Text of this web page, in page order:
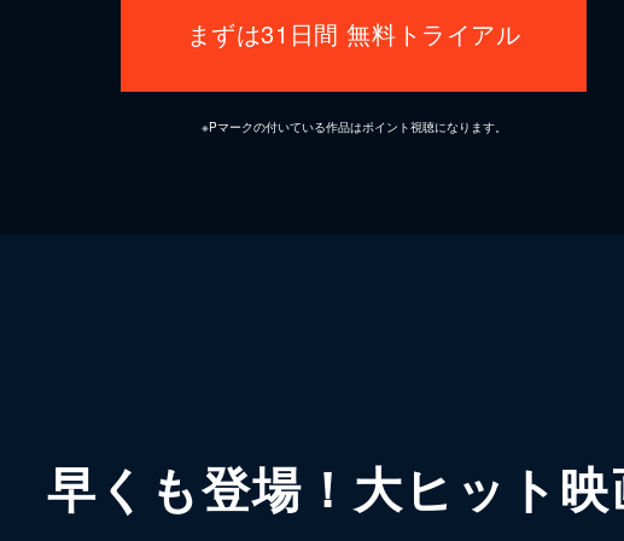
まずは31日間 無料トライアル
※Pマークの付いている作品はポイント視聴になります。
早くも登場！大ヒット映